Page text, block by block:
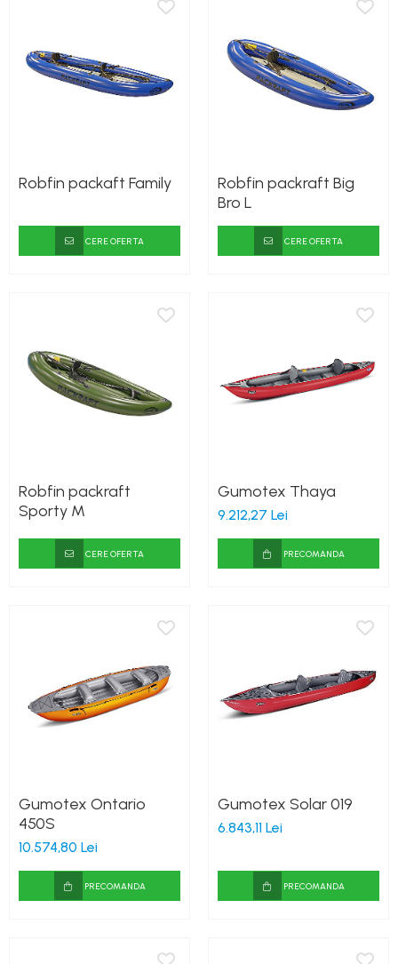
Robfin packaft Family
CERE OFERTA
Robfin packraft Big
Bro L
CERE OFERTA
Robfin packraft
Sporty M
CERE OFERTA
Gumotex Thaya
9.212,27 Lei
PRECOMANDA
Gumotex Ontario
450S
10.574,80 Lei
PRECOMANDA
Gumotex Solar 019
6.843,11 Lei
PRECOMANDA